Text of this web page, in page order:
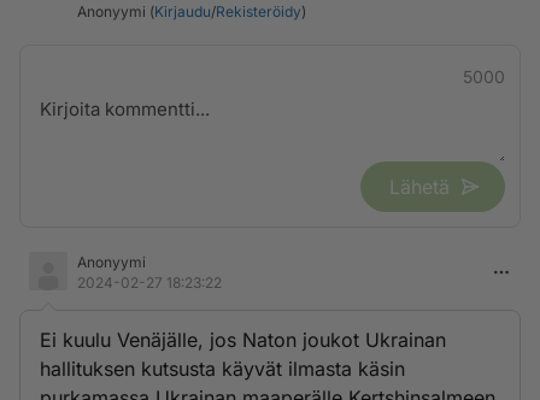
Anonyymi (Kirjaudu/Rekisteröidy)
5000
Lähetä
Anonyymi
2024-02-27 18:23:22
Ei kuulu Venäjälle, jos Naton joukot Ukrainan
hallituksen kutsusta käyvät ilmasta käsin